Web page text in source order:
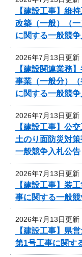
【建設工事】維
改築（一般）（
に関する一般競
2026年7月13日更新
【建設関連業務
事業（一般分）
に関する一般競
2026年7月13日更新
【建設工事】公
土のり面防災対
一般競争入札公告
2026年7月13日更新
【建設工事】装
事に関する一般
2026年7月13日更新
【建設工事】県
第1号工事に関す